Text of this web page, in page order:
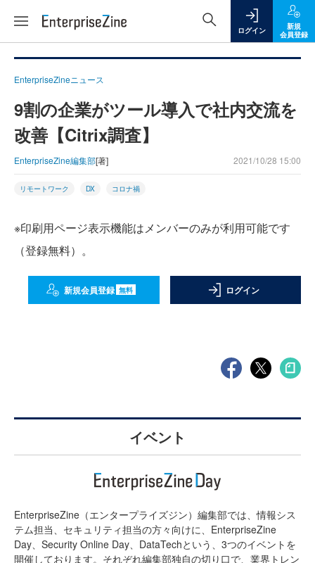
ログイン
新規
会員登録
EnterpriseZineニュース
9割の企業がツール導入で社内交流を
改善【Citrix調査】
EnterpriseZine編集部[著] 2021/10/28 15:00
リモートワーク DX コロナ禍
※印刷用ページ表示機能はメンバーのみが利用可能です
（登録無料）。
新規会員登録 無料 ログイン
イベント
EnterpriseZine（エンタープライズジン）編集部では、情報シス
テム担当、セキュリティ担当の方々向けに、EnterpriseZine
Day、Security Online Day、DataTechという、3つのイベントを
開催しております。それぞれ編集部独自の切り口で、業界トレン